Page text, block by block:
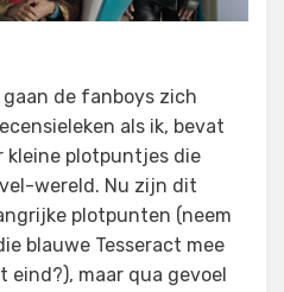
de fanboys zich
als ik, bevat
kleine plotpuntjes die
wereld. Nu zijn dit
plotpunten (neem
blauwe Tesseract mee
eind?), maar qua gevoel